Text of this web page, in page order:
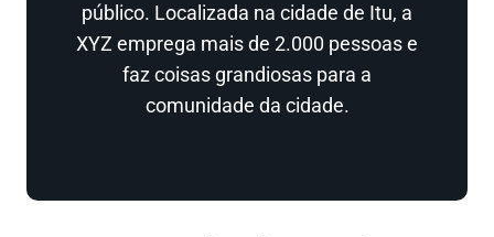
público. Localizada na cidade de Itu, a
XYZ emprega mais de 2.000 pessoas e
faz coisas grandiosas para a
comunidade da cidade.